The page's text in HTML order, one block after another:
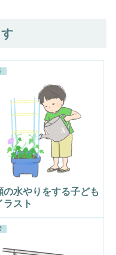
の水やりをする子ども
ラスト